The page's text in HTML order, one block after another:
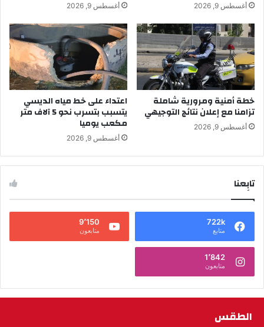
أغسطس 9, 2026 أغسطس 9, 2026
خطة أمنية ومرورية شاملة
تزامنا مع إعلان نتائج التوجيهي
أغسطس 9, 2026
اعتداء على خط مياه الديسي
يتسبب بتسرب نحو 5 آلاف متر
مكعب يوميا
أغسطس 9, 2026
تابِعنا
722k
متابع
9٬150
متابعون
1٬842
متابعون
الطقس